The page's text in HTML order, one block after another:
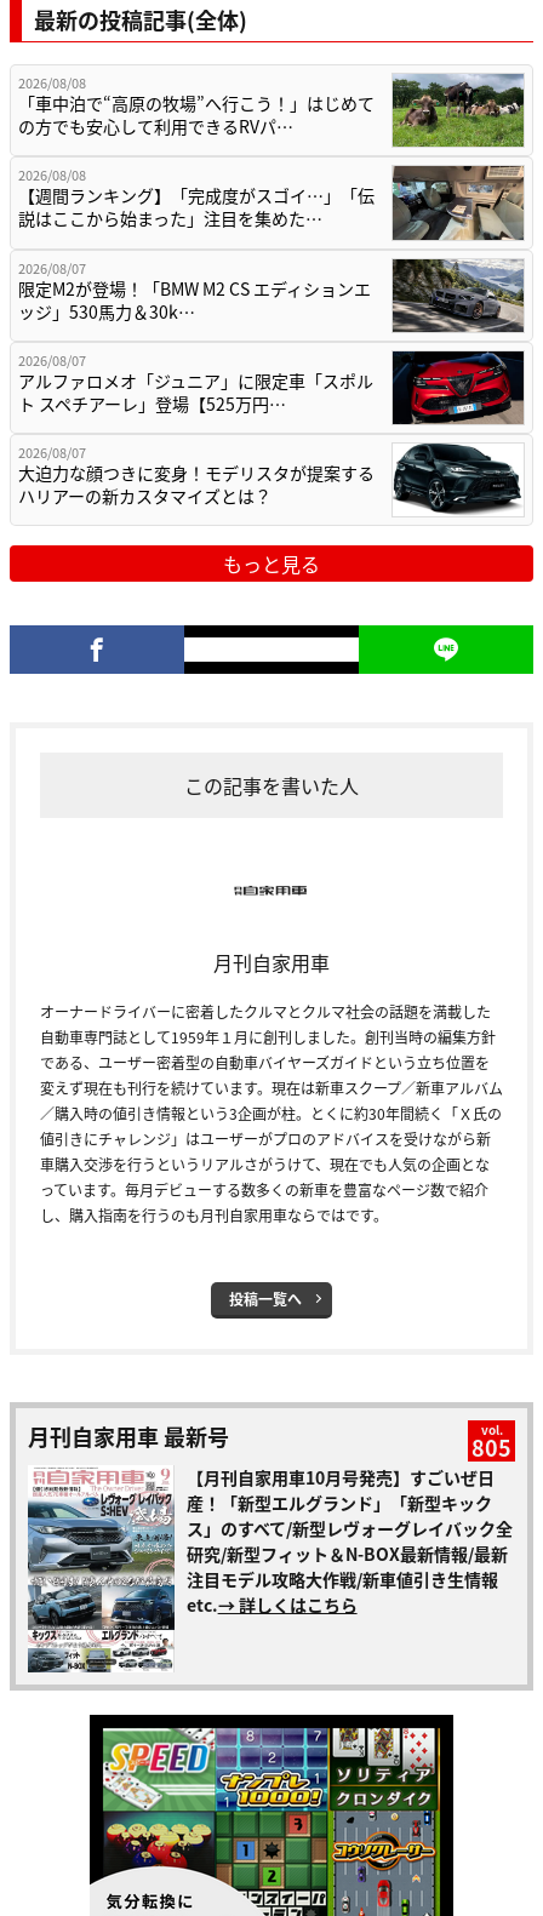
最新の投稿記事(全体)
2026/08/08
「車中泊で“高原の牧場”へ行こう！」はじめて
の方でも安心して利用できるRVパ…
2026/08/08
【週間ランキング】「完成度がスゴイ…」「伝
説はここから始まった」注目を集めた…
2026/08/07
限定M2が登場！「BMW M2 CS エディションエ
ッジ」530馬力＆30k…
2026/08/07
アルファロメオ「ジュニア」に限定車「スポル
ト スペチアーレ」登場【525万円…
2026/08/07
大迫力な顔つきに変身！モデリスタが提案する
ハリアーの新カスタマイズとは？
もっと見る
この記事を書いた人
月刊自家用車
オーナードライバーに密着したクルマとクルマ社会の話題を満載した
自動車専門誌として1959年１月に創刊しました。創刊当時の編集方針
である、ユーザー密着型の自動車バイヤーズガイドという立ち位置を
変えず現在も刊行を続けています。現在は新車スクープ／新車アルバム
／購入時の値引き情報という3企画が柱。とくに約30年間続く「Ｘ氏の
値引きにチャレンジ」はユーザーがプロのアドバイスを受けながら新
車購入交渉を行うというリアルさがうけて、現在でも人気の企画とな
っています。毎月デビューする数多くの新車を豊富なページ数で紹介
し、購入指南を行うのも月刊自家用車ならではです。
投稿一覧へ
月刊自家用車 最新号 vol.
805
【月刊自家用車10月号発売】すごいぜ日
産！「新型エルグランド」「新型キック
ス」のすべて/新型レヴォーグレイバック全
研究/新型フィット＆N-BOX最新情報/最新
注目モデル攻略大作戦/新車値引き生情報
etc.→ 詳しくはこちら